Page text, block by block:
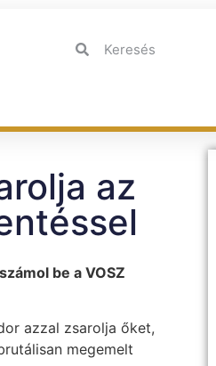
az
be a VOSZ
azzal zsarolja őket,
megemelt